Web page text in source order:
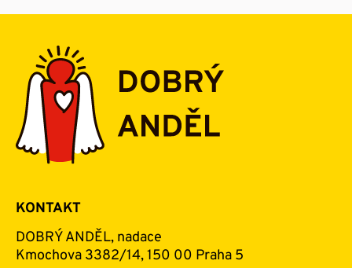
KONTAKT
DOBRÝ ANDĚL, nadace
Kmochova 3382/14, 150 00 Praha 5